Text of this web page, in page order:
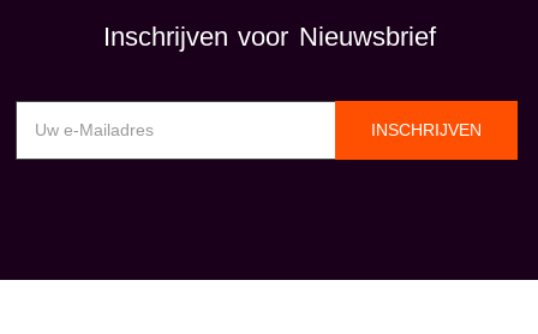
Inschrijven voor Nieuwsbrief
INSCHRIJVEN